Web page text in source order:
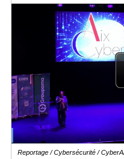
Reportage / Cybersécurité /